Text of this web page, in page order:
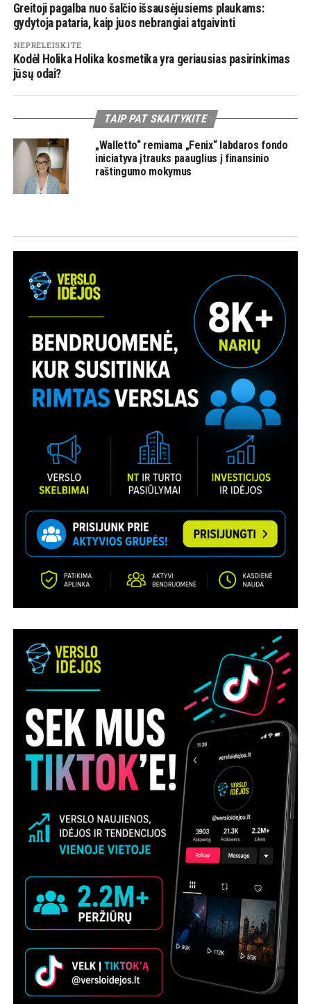
Greitoji pagalba nuo šalčio išsausėjusiems plaukams:
gydytoja pataria, kaip juos nebrangiai atgaivinti
NEPRELEISKITE
Kodėl Holika Holika kosmetika yra geriausias pasirinkimas
jūsų odai?
TAIP PAT SKAITYKITE
„Walletto“ remiama „Fenix“ labdaros fondo
iniciatyva įtrauks paauglius į finansinio
raštingumo mokymus